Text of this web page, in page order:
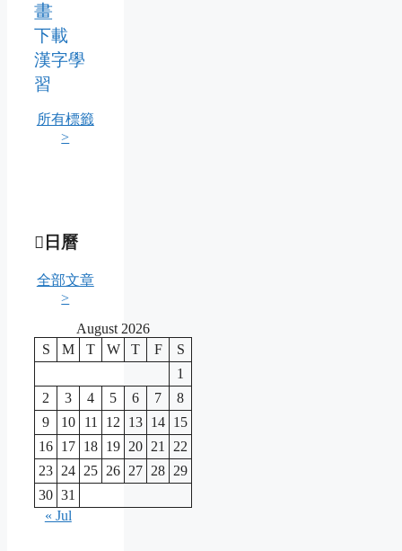
畫
下載
漢字學
習
所有標籤
>
日曆
全部文章
>
August 2026
S
M T W T F
S
1
2
3 4 5 6 7
8
9
10 11 12 13 14 15
16 17 18 19 20 21
22
23 24 25 26 27 28 29
30 31
« Jul